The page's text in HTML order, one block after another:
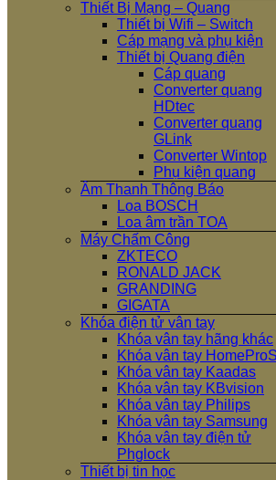
Thiết Bị Mạng – Quang
Thiết bị Wifi – Switch
Cáp mạng và phụ kiện
Thiết bị Quang điện
Cáp quang
Converter quang
HDtec
Converter quang
GLink
Converter Wintop
Phụ kiện quang
Âm Thanh Thông Báo
Loa BOSCH
Loa âm trần TOA
Máy Chấm Công
ZKTECO
RONALD JACK
GRANDING
GIGATA
Khóa điện tử vân tay
Khóa vân tay hãng khác
Khóa vân tay
Khóa vân tay Kaadas
Khóa vân tay KBvision
Khóa vân tay Philips
Khóa vân tay Samsung
Khóa vân tay điện tử
Phglock
Thiết bị tin học